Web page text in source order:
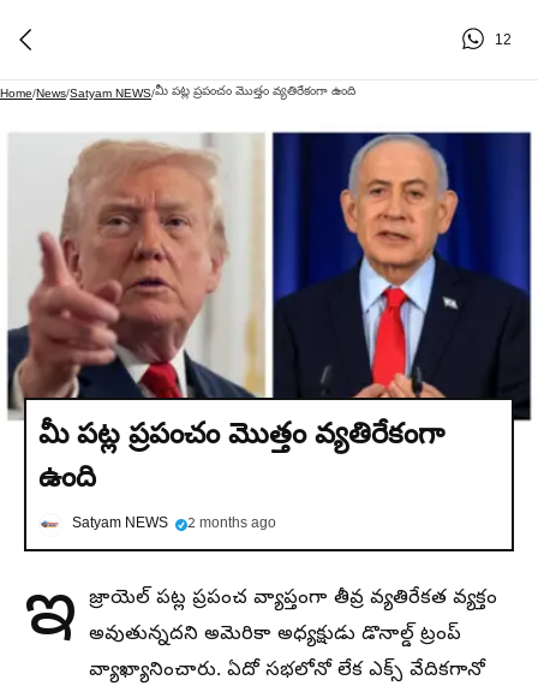
12
Home/News/Satyam NEWS/మీ పట్ల ప్రపంచం మొత్తం వ్యతిరేకంగా ఉంది
మీ పట్ల ప్రపంచం మొత్తం వ్యతిరేకంగా
ఉంది
Satyam NEWS 2 months ago
ఇ జ్రాయెల్ పట్ల ప్రపంచ వ్యాప్తంగా తీవ్ర వ్యతిరేకత వ్యక్తం
అవుతున్నదని అమెరికా అధ్యక్షుడు డొనాల్డ్ ట్రంప్
వ్యాఖ్యానించారు. ఏదో సభలోనో లేక ఎక్స్ వేదికగానో